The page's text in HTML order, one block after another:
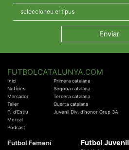
FUTBOLCATALUNYA.COM
Inici
Notícies
Marcador
Taller
F. d'Estiu
Mercat
Podcast
Primera catalana
Segona catalana
Tercera catalana
Quarta catalana
Juvenil Div. d'honor Grup 3A
Futbol Femení Futbol Juvenil